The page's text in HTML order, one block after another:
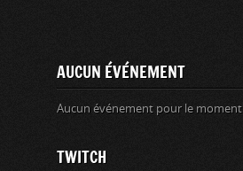
AUCUN ÉVÉNEMENT
Aucun événement pour le moment
TWITCH